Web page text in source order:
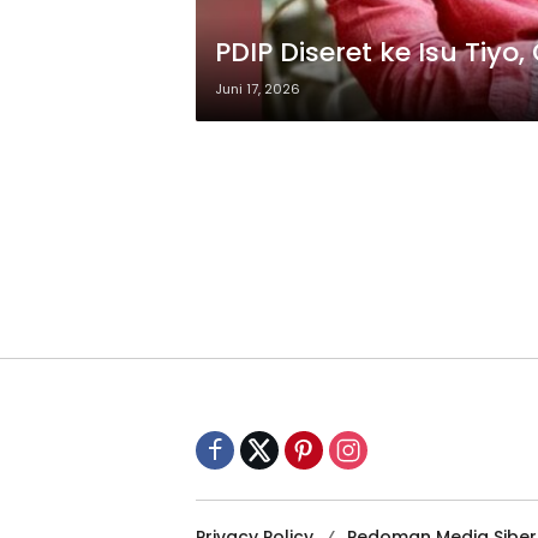
PDIP Diseret ke Isu
Juni 17, 2026